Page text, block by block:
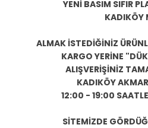
YENİ BASIM SIFIR
KADIKÖY
ALMAK İSTEDİĞİNİZ
KARGO YERİNE
ALIŞVERİŞİNİZ
KADIKÖY
12:00 - 19:00
SİTEMİZDE